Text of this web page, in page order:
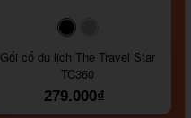
#000000
Gối cổ du lịch The Travel Star
TC360
279.000₫